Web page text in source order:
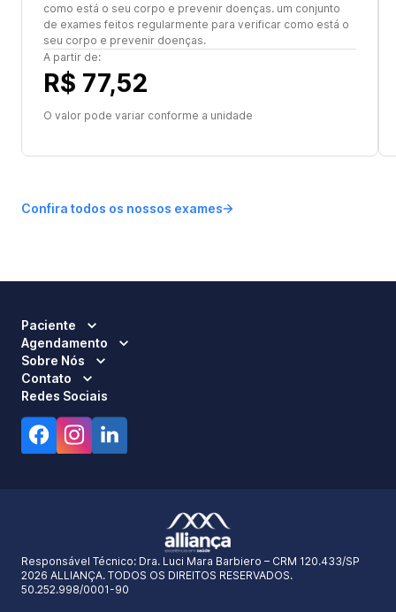
como está o seu corpo e prevenir doenças. um conjunto
de exames feitos regularmente para verificar como está o
seu corpo e prevenir doenças.
A partir de:
R$ 77,52
O valor pode variar conforme a unidade
Confira todos os nossos exames
Paciente
Agendamento
Sobre Nós
Contato
Redes Sociais
Responsável Técnico: Dra. Luci Mara Barbiero – CRM 120.433/SP
2026 ALLIANÇA. TODOS OS DIREITOS RESERVADOS.
50.252.998/0001-90